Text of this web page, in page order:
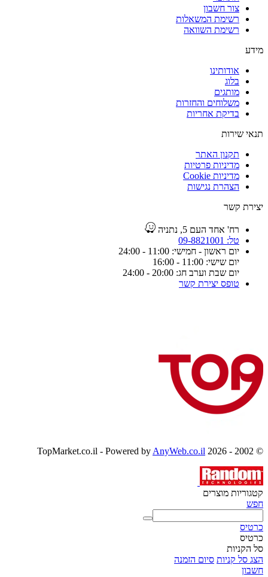
צור חשבון
רשימת המשאלות
רשימת השוואה
מידע
אודותינו
בלוג
מותגים
משלוחים והחזרות
בדיקת אחריות
תנאי שירות
תקנון האתר
מדיניות פרטיות
מדיניות Cookie
הצהרת נגישות
יצירת קשר
רח' אחד העם 5, נתניה
טל: 09-8821001
יום ראשון - חמישי: 11:00 - 24:00
יום שישי: 11:00 - 16:00
יום שבת וערב חג: 20:00 - 24:00
טופס יצירת קשר
© 2002 - 2026 TopMarket.co.il - Powered by
AnyWeb.co.il
קטגוריות מוצרים
חפש
כרטיס
כרטיס
סל הקניות
הצג סל קניות סיום הזמנה
חשבון